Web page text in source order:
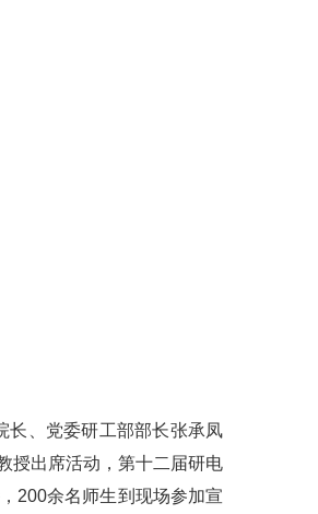
长、党委研工部部长张承凤
授出席活动，第十二届研电
200余名师生到现场参加宣